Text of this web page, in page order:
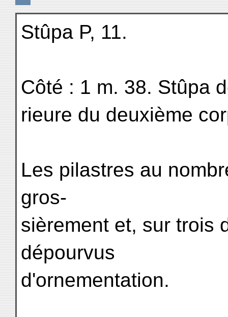
Stûpa P, 11.
Côté : 1 m. 38. Stûpa
rieure du deuxième
Les pilastres au
gros-
sièrement et, sur trois
dépourvus
d'ornementation.